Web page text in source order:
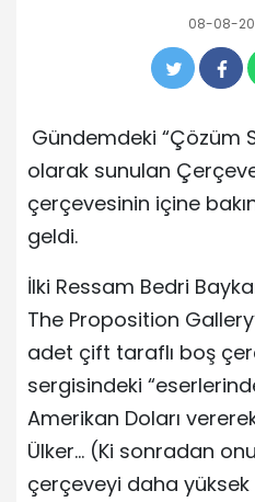
08-08-
Gündemdeki “Çözüm
olarak sunulan Çerçeve
çerçevesinin içine
geldi.
İlki Ressam Bedri
The Proposition
adet çift taraflı boş
sergisindeki
Amerikan Doları
Ülker… (Ki sonradan
çerçeveyi daha yüksek